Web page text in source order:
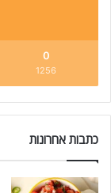
0
1256
כתבות אחרונות